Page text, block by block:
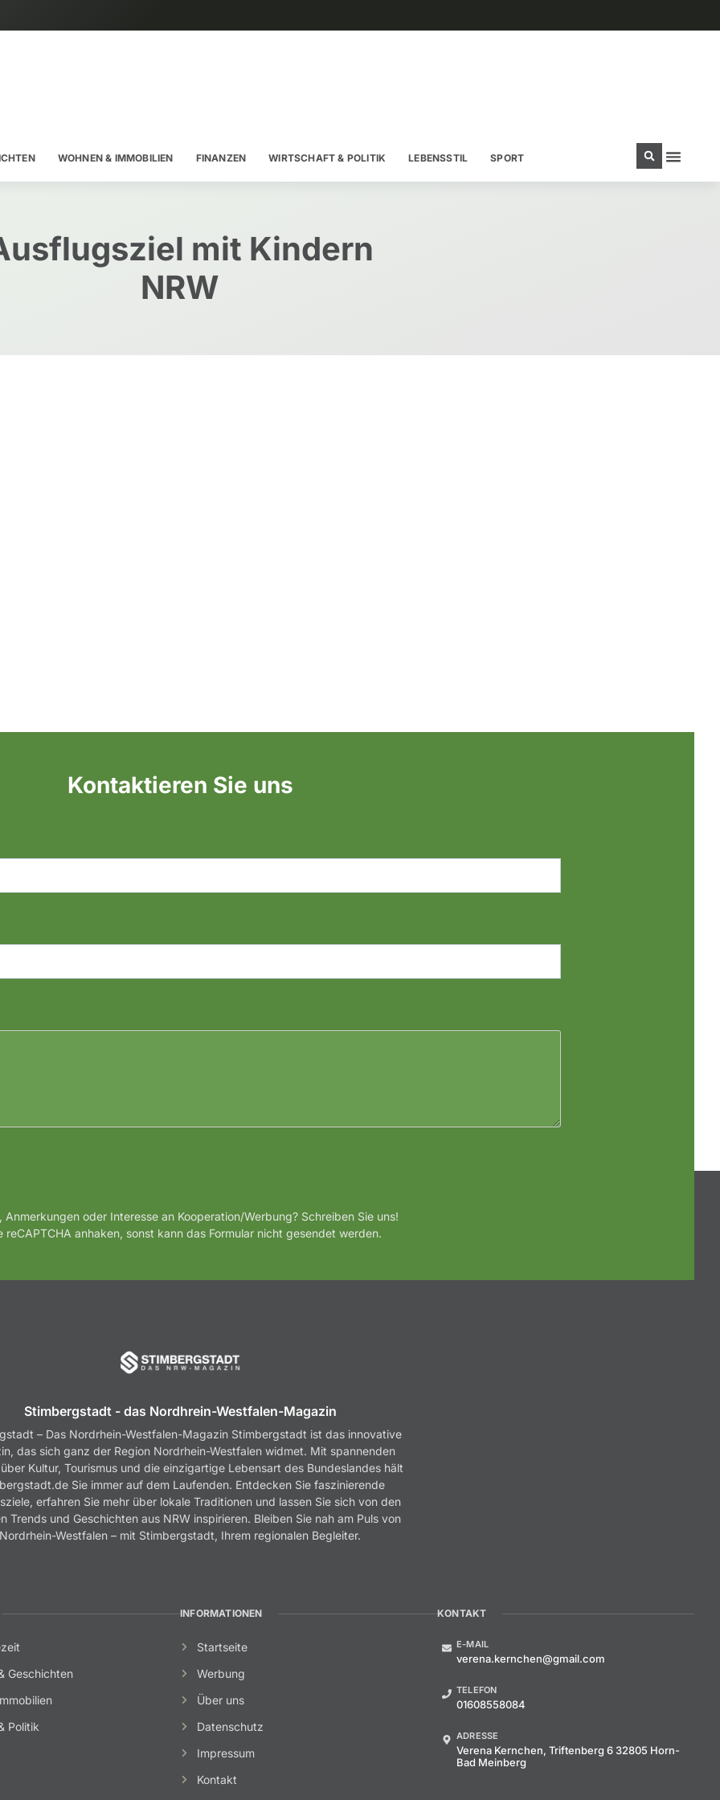
WOHNEN & IMMOBILIEN FINANZEN WIRTSCHAFT & POLITIK LEBENSSTIL SPORT
mit Kindern
NRW
Kontaktieren Sie uns
Anmerkungen oder Interesse an Kooperation/Werbung? Schreiben Sie uns!
reCAPTCHA anhaken, sonst kann das Formular nicht gesendet werden.
Stimbergstadt - das Nordhrein-Westfalen-Magazin
– Das Nordrhein-Westfalen-Magazin Stimbergstadt ist das innovative
das sich ganz der Region Nordrhein-Westfalen widmet. Mit spannenden
Kultur, Tourismus und die einzigartige Lebensart des Bundeslandes hält
Sie immer auf dem Laufenden. Entdecken Sie faszinierende
erfahren Sie mehr über lokale Traditionen und lassen Sie sich von den
Trends und Geschichten aus NRW inspirieren. Bleiben Sie nah am Puls von
Nordrhein-Westfalen – mit Stimbergstadt, Ihrem regionalen Begleiter.
Geschichten
Politik
INFORMATIONEN
Startseite
Werbung
Über uns
Datenschutz
Impressum
Kontakt
KONTAKT
E-MAIL
verena.kernchen@gmail.com
TELEFON
01608558084
ADRESSE
Verena Kernchen, Triftenberg 6 32805 Horn-
Bad Meinberg